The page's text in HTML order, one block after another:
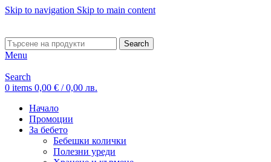
Skip to navigation Skip to main content
Search
Menu
Search
0 items 0,00 € / 0,00 лв.
Начало
Промоции
За бебето
Бебешки колички
Полезни уреди